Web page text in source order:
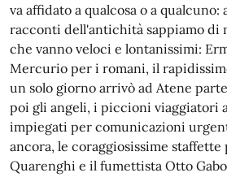
va affidato a qualcosa o a qualcuno:
racconti dell'antichità sappiamo di
che vanno veloci e lontanissimi:
Mercurio per i romani, il
un solo giorno arrivò ad Atene
poi gli angeli, i piccioni viaggiatori
impiegati per comunicazioni
ancora, le coraggiosissime
Quarenghi e il fumettista Otto